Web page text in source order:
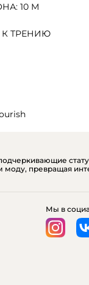
10 М
ТРЕНИЮ
превращая
Мы в